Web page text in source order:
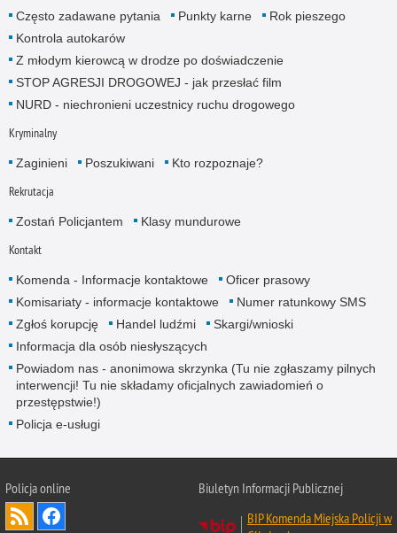
Często zadawane pytania Punkty karne
Rok pieszego
Kontrola autokarów
Z młodym kierowcą w drodze po doświadczenie
STOP AGRESJI DROGOWEJ - jak przesłać film
NURD - niechronieni uczestnicy ruchu drogowego
Kryminalny
Zaginieni Poszukiwani Kto rozpoznaje?
Rekrutacja
Zostań Policjantem Klasy mundurowe
Kontakt
Komenda - Informacje kontaktowe
Oficer prasowy
Komisariaty - informacje kontaktowe
Numer ratunkowy SMS
Zgłoś korupcję
Handel ludźmi
Skargi/wnioski
Informacja dla osób niesłyszących
Powiadom nas - anonimowa skrzynka (Tu nie zgłaszamy pilnych
interwencji! Tu nie składamy oficjalnych zawiadomień o
przestępstwie!)
Policja e-usługi
Policja online
Biuletyn Informacji Publicznej
BIP Komenda Miejska Policji w